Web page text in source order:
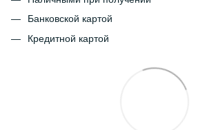
Банковской картой
Кредитной картой